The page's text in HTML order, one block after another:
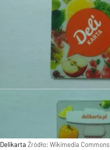
Delikarta Źródło: Wikimedia Commons